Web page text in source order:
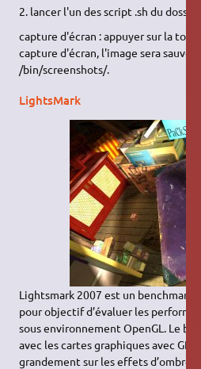
2. lancer l'un des script .sh du dossier.
capture d'écran : appuyer sur la
capture d'écran, l'image sera
/bin/screenshots/.
LightsMark
Lightsmark 2007 est un benchmark
pour objectif d’évaluer les
sous environnement OpenGL. Le
avec les cartes graphiques avec GPU
grandement sur les effets d’ombre